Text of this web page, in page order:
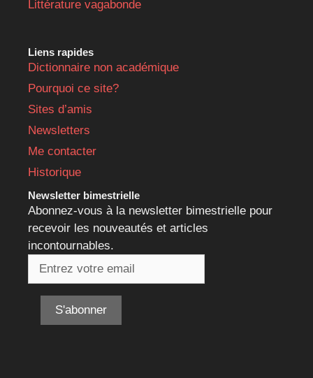
Littérature vagabonde
Liens rapides
Dictionnaire non académique
Pourquoi ce site?
Sites d’amis
Newsletters
Me contacter
Historique
Newsletter bimestrielle
Abonnez-vous à la newsletter bimestrielle pour
recevoir les nouveautés et articles
incontournables.